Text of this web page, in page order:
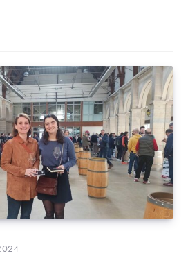
primeurs de Bordeaux, comment ça marche ?